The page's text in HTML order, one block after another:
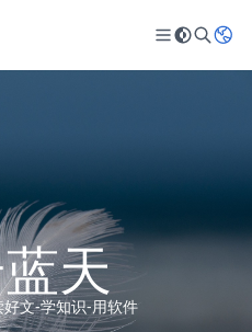
天
文-学知识-用软件